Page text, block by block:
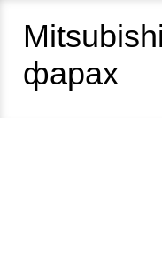
фарах